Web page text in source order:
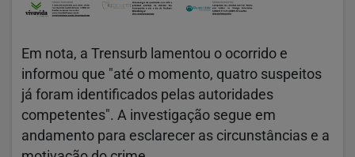
Em nota, a Trensurb lamentou o ocorrido e
informou que "até o momento, quatro suspeitos
já foram identificados pelas autoridades
competentes". A investigação segue em
andamento para esclarecer as circunstâncias e a